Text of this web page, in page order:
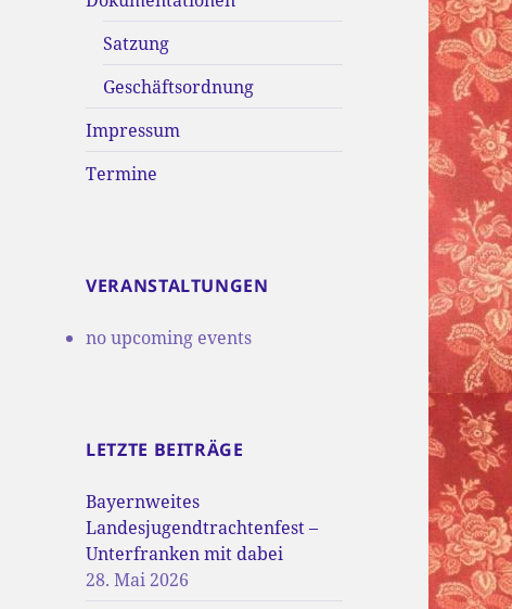
Satzung
Geschäftsordnung
Impressum
Termine
VERANSTALTUNGEN
no upcoming events
LETZTE BEITRÄGE
Bayernweites
Landesjugendtrachtenfest –
Unterfranken mit dabei
28. Mai 2026